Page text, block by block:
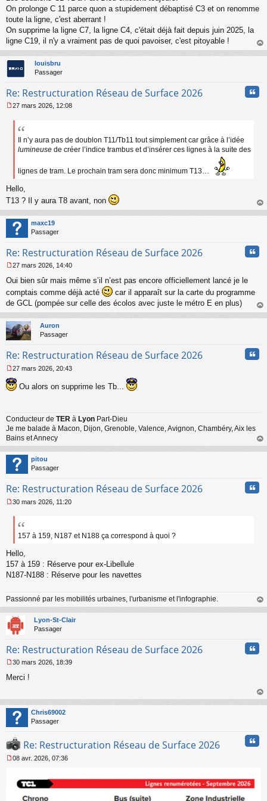
On prolonge C 11 parce quon a stupidement débaptisé C3 et on renomme
toute la ligne, c'est aberrant !
On supprime la ligne C7, la ligne C4, c'était déjà fait depuis juin 2025, la
ligne C19, il n'y a vraiment pas de quoi pavoiser, c'est pitoyable !
au
louisbru
Passager
Re: Restructuration Réseau de Surface 2026
e
n
l
u
27 mars 2026, 12:08
Il n’y aura pas de doublon T11/Tb11 tout simplement car grâce à l’idée
lumineuse de créer l’indice trambus et d’insérer ces lignes à la suite des
lignes de tram. Le prochain tram sera donc minimum T13…
Hello,
T13 ? Il y aura T8 avant, non
au
maxc19
Passager
Re: Restructuration Réseau de Surface 2026
e
s
a
g
e
n
n
u
27 mars 2026, 14:40
Oui bien sûr mais même s’il n’est pas encore officiellement lancé je le
comptais comme déjà acté
car il apparaît sur la carte du programme
de GCL (pompée sur celle des écolos avec juste le métro E en plus)
au
Auron
Passager
Re: Restructuration Réseau de Surface 2026
e
s
g
e
n
o
n
l
u
27 mars 2026, 20:43
Ou alors on supprime les Tb...
Conducteur de TER à Lyon Part-Dieu
Je me balade à Macon, Dijon, Grenoble, Valence, Avignon, Chambéry, Aix les
Bains et Annecy
au
pitou
Passager
Re: Restructuration Réseau de Surface 2026
e
a
g
e
n
o
l
u
30 mars 2026, 11:20
157 à 159, N187 et N188 ça correspond à quoi ?
Hello,
157 à 159 : Réserve pour ex-Libellule
N187-N188 : Réserve pour les navettes
Passionné par les mobilités urbaines, l'urbanisme et l'infographie.
au
Lyon-St-Clair
Passager
Re: Restructuration Réseau de Surface 2026
e
a
g
e
o
n
l
30 mars 2026, 18:39
Merci !
au
Chris69002
Passager
Re: Restructuration Réseau de Surface 2026
08 avr. 2026, 07:36